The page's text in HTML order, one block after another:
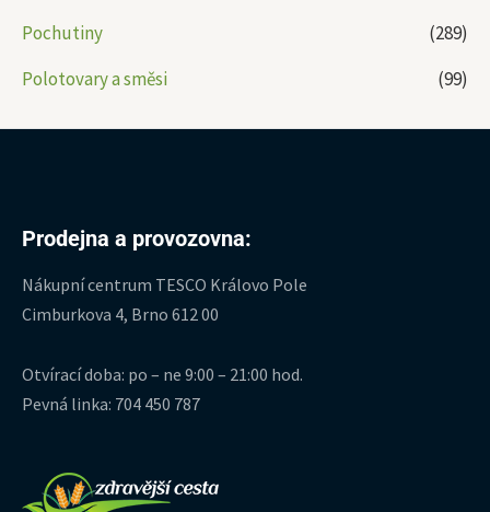
Pochutiny
(289)
Polotovary a směsi
(99)
Prodejna a provozovna:
Nákupní centrum TESCO Královo Pole
Cimburkova 4, Brno 612 00
Otvírací doba: po – ne 9:00 – 21:00 hod.
Pevná linka: 704 450 787